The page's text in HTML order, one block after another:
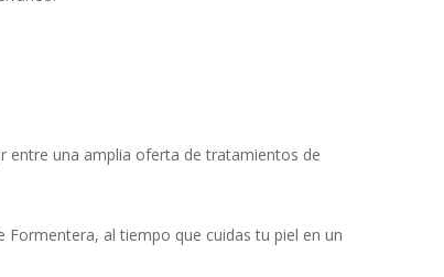
entre una amplia oferta de tratamientos de
al tiempo que cuidas tu piel en un